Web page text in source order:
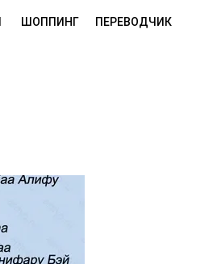
ШОППИНГ ПЕРЕВОДЧИК